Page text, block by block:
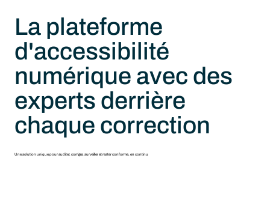
La plateforme
d'accessibilité
numérique avec des
experts derrière
chaque correction
Une solution unique pour auditer, corriger, surveiller et rester conforme, en continu